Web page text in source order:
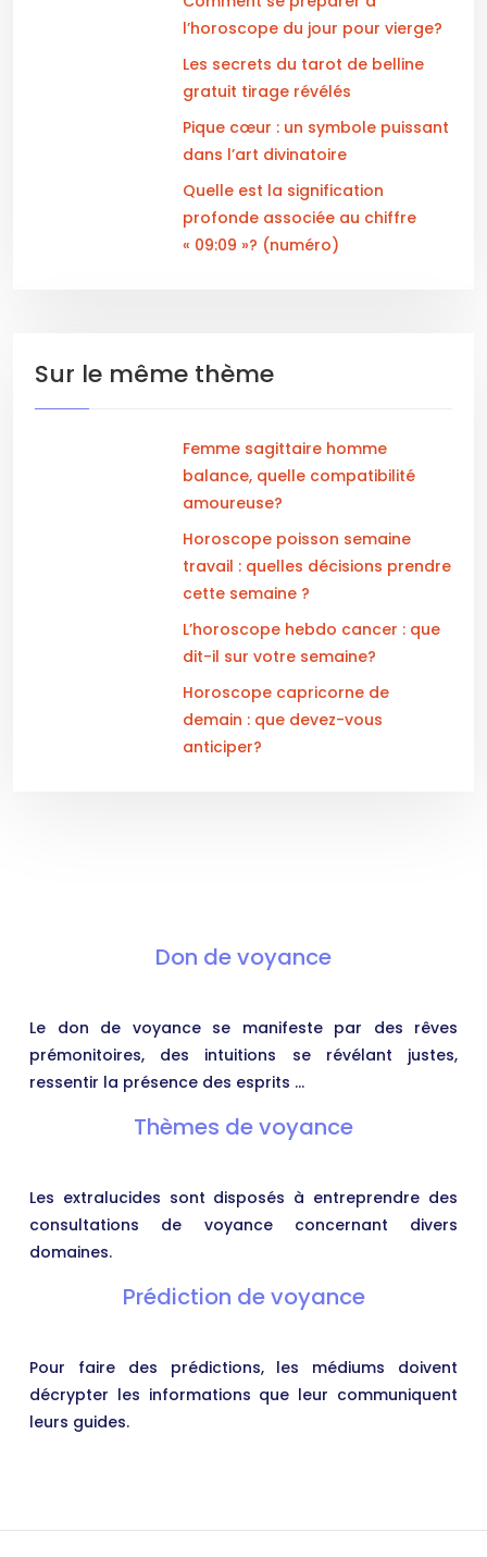
l’horoscope du jour pour vierge?
Les secrets du tarot de belline
gratuit tirage révélés
Pique cœur : un symbole puissant
dans l’art divinatoire
Quelle est la signification
profonde associée au chiffre
« 09:09 »? (numéro)
Sur le même thème
Femme sagittaire homme
balance, quelle compatibilité
amoureuse?
Horoscope poisson semaine
travail : quelles décisions prendre
cette semaine ?
L’horoscope hebdo cancer : que
dit-il sur votre semaine?
Horoscope capricorne de
demain : que devez-vous
anticiper?
Don de voyance
Le don de voyance se manifeste par des rêves
prémonitoires, des intuitions se révélant justes,
ressentir la présence des esprits …
Thèmes de voyance
Les extralucides sont disposés à entreprendre des
consultations de voyance concernant divers
domaines.
Prédiction de voyance
Pour faire des prédictions, les médiums doivent
décrypter les informations que leur communiquent
leurs guides.